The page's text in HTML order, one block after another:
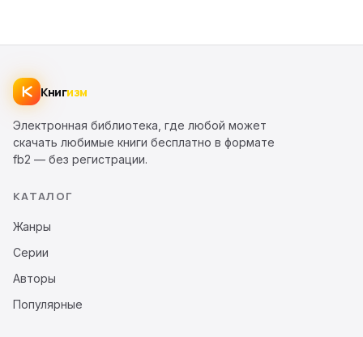
Книгизм
Электронная библиотека, где любой может
скачать любимые книги бесплатно в формате
fb2 — без регистрации.
КАТАЛОГ
Жанры
Серии
Авторы
Популярные